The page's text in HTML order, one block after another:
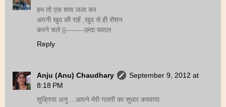
हम तो एक शमा जला कर
अपनी खुद की राहें ,खुद से ही रोशन
करने चले ||-------उम्दा ख्याल
Reply
Anju (Anu) Chaudhary
September 9, 2012 at
8:18 PM
शुक्रिया अनु ...आपने मेरी गलती का सुधार करवाया